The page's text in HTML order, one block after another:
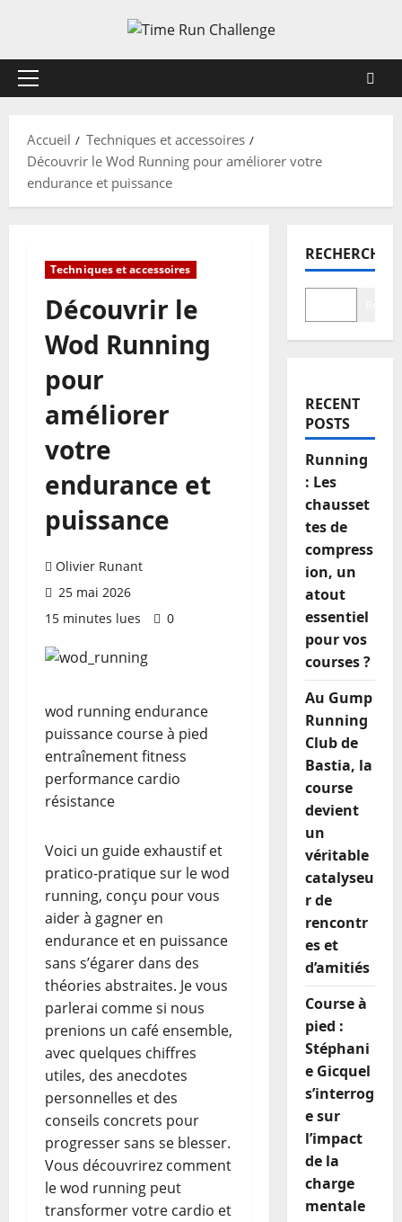
contenu
Menu
Accueil
Techniques et accessoires
Découvrir le Wod Running pour améliorer votre
endurance et puissance
Techniques et accessoires
Découvrir le
Wod Running
pour
améliorer
votre
endurance et
puissance
Olivier Runant
25 mai 2026
15 minutes lues
0
wod running endurance
puissance course à pied
entraînement fitness
performance cardio
résistance
Voici un guide exhaustif et
pratico-pratique sur le wod
running, conçu pour vous
aider à gagner en
endurance et en puissance
sans s’égarer dans des
théories abstraites. Je vous
parlerai comme si nous
prenions un café ensemble,
avec quelques chiffres
utiles, des anecdotes
personnelles et des
conseils concrets pour
progresser sans se blesser.
Vous découvrirez comment
le wod running peut
transformer votre cardio et
RECHERCHER
RECENT
POSTS
Running
: Les
chausset
tes de
compress
ion, un
atout
essentiel
pour vos
courses ?
Au Gump
Running
Club de
Bastia, la
course
devient
un
véritable
catalyseu
r de
rencontr
es et
d’amitiés
Course à
pied :
Stéphani
e Gicquel
s’interrog
e sur
l’impact
de la
charge
mentale